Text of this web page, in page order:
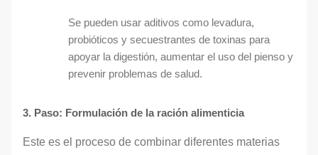
Se pueden usar aditivos como levadura,
probióticos y secuestrantes de toxinas para
apoyar la digestión, aumentar el uso del pienso y
prevenir problemas de salud.
3. Paso: Formulación de la ración alimenticia
Este es el proceso de combinar diferentes materias